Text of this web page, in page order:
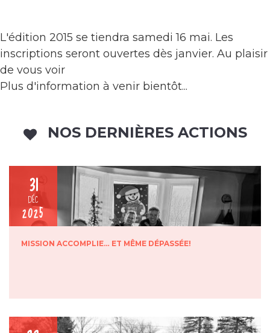
L'édition 2015 se tiendra samedi 16 mai. Les
inscriptions seront ouvertes dès janvier. Au plaisir
de vous voir
Plus d'information à venir bientôt...
NOS DERNIÈRES ACTIONS
31
DÉC
2025
MISSION ACCOMPLIE… ET MÊME DÉPASSÉE!